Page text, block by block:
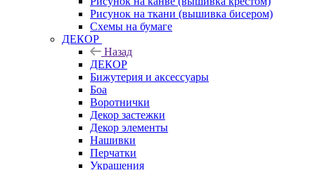
Рисунок на ткани (вышивка бисером)
Схемы на бумаге
ДЕКОР
Назад
ДЕКОР
Бижутерия и аксессуары
Боа
Воротнички
Декор застежки
Декор элементы
Нашивки
Перчатки
Украшения